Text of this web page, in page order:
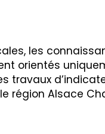
les
orientés
travaux
région Alsace